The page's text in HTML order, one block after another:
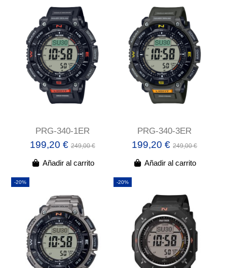
PRG-340-1ER
199,20 €249,00 €
Añadir al carrito
PRG-340-3ER
199,20 €249,00 €
Añadir al carrito
-20% -20%